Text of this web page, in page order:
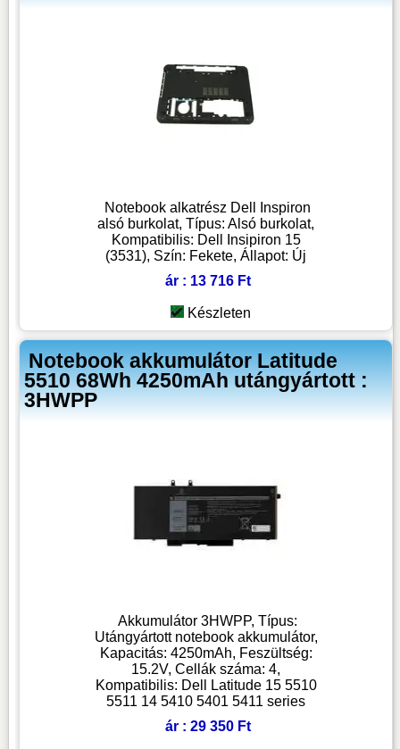
Notebook alkatrész Dell Inspiron
alsó burkolat, Típus: Alsó burkolat,
Kompatibilis: Dell Insipiron 15
(3531), Szín: Fekete, Állapot: Új
ár : 13 716 Ft
Készleten
Notebook akkumulátor Latitude
5510 68Wh 4250mAh utángyártott :
3HWPP
Akkumulátor 3HWPP, Típus:
Utángyártott notebook akkumulátor,
Kapacitás: 4250mAh, Feszültség:
15.2V, Cellák száma: 4,
Kompatibilis: Dell Latitude 15 5510
5511 14 5410 5401 5411 series
ár : 29 350 Ft